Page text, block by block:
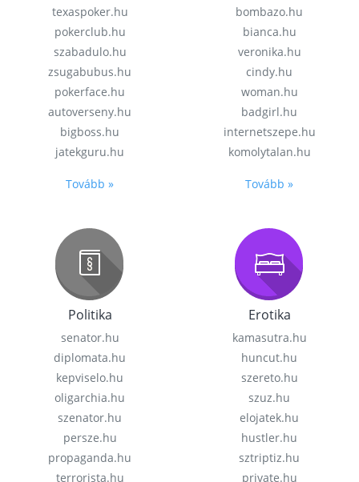
texaspoker.hu
pokerclub.hu
szabadulo.hu
zsugabubus.hu
pokerface.hu
autoverseny.hu
bigboss.hu
jatekguru.hu
Tovább »
bombazo.hu
bianca.hu
veronika.hu
cindy.hu
woman.hu
badgirl.hu
internetszepe.hu
komolytalan.hu
Tovább »
Politika
senator.hu
diplomata.hu
kepviselo.hu
oligarchia.hu
szenator.hu
persze.hu
propaganda.hu
terrorista.hu
Erotika
kamasutra.hu
huncut.hu
szereto.hu
szuz.hu
elojatek.hu
hustler.hu
sztriptiz.hu
private.hu